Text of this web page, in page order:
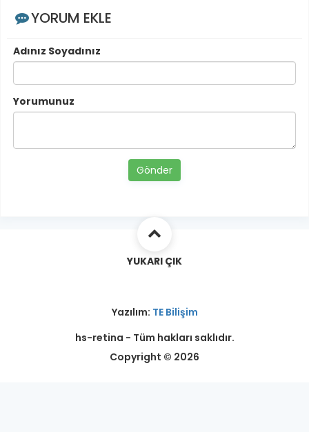
YORUM EKLE
Adınız Soyadınız
Yorumunuz
Gönder
YUKARI ÇIK
Yazılım: TE Bilişim
hs-retina - Tüm hakları saklıdır.
Copyright © 2026